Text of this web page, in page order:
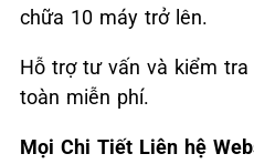
chữa 10 máy trở lên.
Hỗ trợ tư vấn và kiểm
toàn miễn phí.
Mọi Chi Tiết Liên hệ